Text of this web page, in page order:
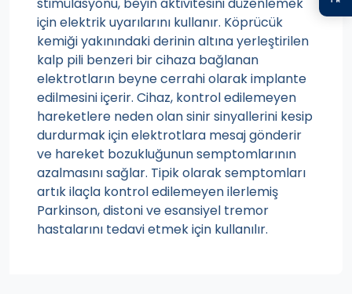
stimülasyonu, beyin aktivitesini düzenlemek
için elektrik uyarılarını kullanır. Köprücük
kemiği yakınındaki derinin altına yerleştirilen
kalp pili benzeri bir cihaza bağlanan
elektrotların beyne cerrahi olarak implante
edilmesini içerir. Cihaz, kontrol edilemeyen
hareketlere neden olan sinir sinyallerini kesip
durdurmak için elektrotlara mesaj gönderir
ve hareket bozukluğunun semptomlarının
azalmasını sağlar. Tipik olarak semptomları
artık ilaçla kontrol edilemeyen ilerlemiş
Parkinson, distoni ve esansiyel tremor
hastalarını tedavi etmek için kullanılır.